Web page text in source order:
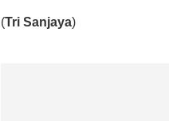
(Tri Sanjaya)